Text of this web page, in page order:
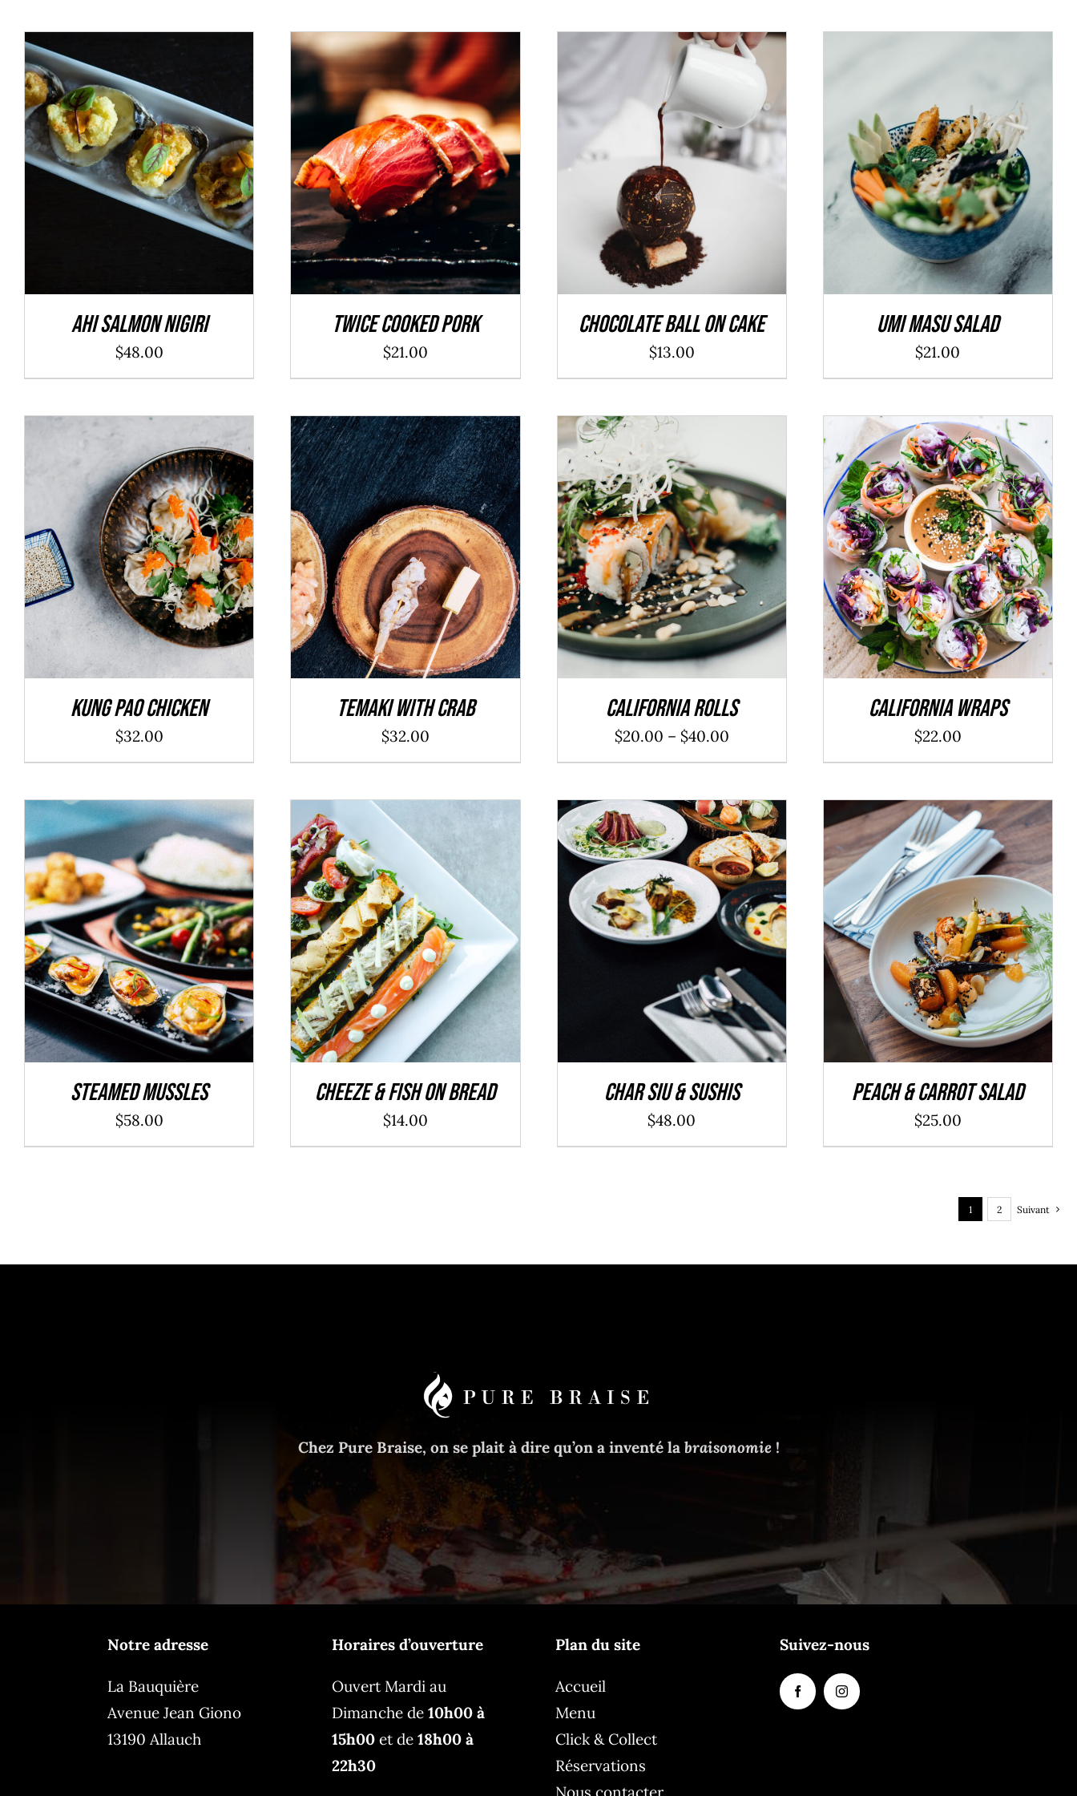
ADD TO CART / DÉTAILS
Ahi Salmon Nigiri
$48.00
ADD TO CART / DÉTAILS
Twice Cooked Pork
$21.00
ADD TO CART DÉTAILS
Chocolate Ball On Cake
$13.00
ADD TO CART / DÉTAILS
Umi Masu Salad
$21.00
ADD TO CART / DÉTAILS
Kung Pao Chicken
$32.00
ADD TO CART / DÉTAILS
Temaki With Crab
$32.00
SELECT OPTIONS / DÉTAILS
California Rolls
$20.00 – $40.00
ADD TO CART / DÉTAILS
California Wraps
$22.00
ADD TO CART / DÉTAILS
Steamed Mussles
$58.00
ADD TO CART / DÉTAILS
Cheeze & Fish On Bread
$14.00
ADD TO CART / DÉTAILS
Char Siu & Sushis
$48.00
ADD TO CART / DÉTAILS
Peach & Carrot Salad
$25.00
1 2 Suivant
Chez Pure Braise, on se plait à dire qu’on a inventé la braisonomie!
Notre adresse
La Bauquière
Avenue Jean Giono
13190 Allauch
Horaires d’ouverture
Ouvert Mardi au
Dimanche de10h00 à
15h00 et de18h00 à
22h30
Plan du site
Accueil
Menu
Click & Collect
Réservations
Nous contacter
Suivez-nous